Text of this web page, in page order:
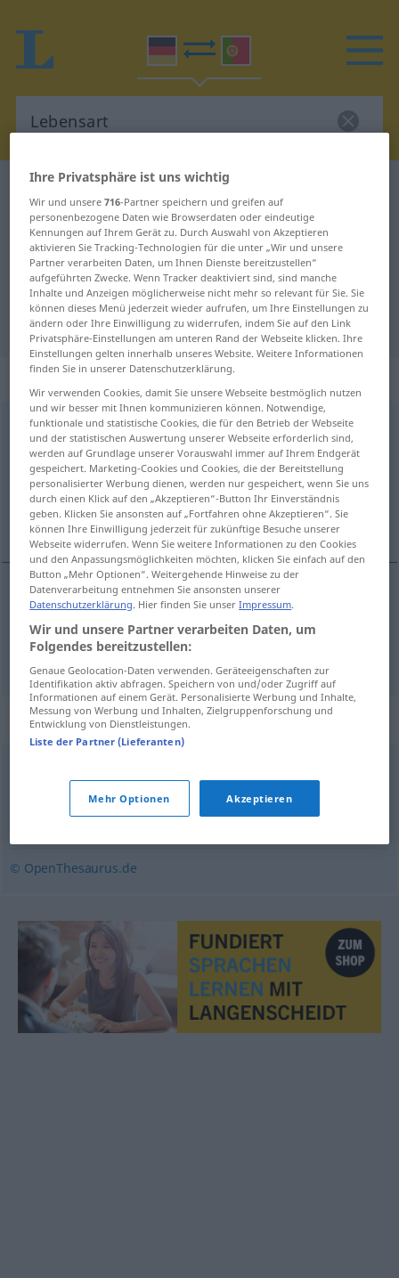
Deutsch-Portugiesisch Wörterbuch
Deutsch-Portugiesisch
Übersetzung für "Lebensart"
"Lebensart" Portugiesisch
Übersetzung
„Lebensart“: Femininum
Lebensartf
Übersicht aller Übersetzungen
(Für mehr Details die Übersetzung anklicken/antippen)
modo de vida, maneiras
modomdevida Lebensart
maneirasfpl Lebensart(≈ Umgangsformen)
Synonyme für "Lebensart"
,Denkweise,Denkart
© OpenThesaurus.de
Ihre Privatsphäre ist uns wichtig
Wir und unsere716-Partner speichern und greifen auf
personenbezogene Daten wie Browserdaten oder eindeutige
Kennungen auf Ihrem Gerät zu. Durch Auswahl von Akzeptieren
aktivieren Sie Tracking-Technologien für die unter „Wir und unsere
Partner verarbeiten Daten, um Ihnen Dienste bereitzustellen“
aufgeführten Zwecke. Wenn Tracker deaktiviert sind, sind manche
Inhalte und Anzeigen möglicherweise nicht mehr so relevant für Sie. Sie
können dieses Menü jederzeit wieder aufrufen, um Ihre Einstellungen zu
ändern oder Ihre Einwilligung zu widerrufen, indem Sie auf den Link
Privatsphäre-Einstellungen am unteren Rand der Webseite klicken. Ihre
Einstellungen gelten innerhalb unseres Website. Weitere Informationen
finden Sie in unserer Datenschutzerklärung.
Wir verwenden Cookies, damit Sie unsere Webseite bestmöglich nutzen
und wir besser mit Ihnen kommunizieren können. Notwendige,
funktionale und statistische Cookies, die für den Betrieb der Webseite
und der statistischen Auswertung unserer Webseite erforderlich sind,
werden auf Grundlage unserer Vorauswahl immer auf Ihrem Endgerät
gespeichert. Marketing-Cookies und Cookies, die der Bereitstellung
personalisierter Werbung dienen, werden nur gespeichert, wenn Sie uns
durch einen Klick auf den „Akzeptieren“-Button Ihr Einverständnis
geben. Klicken Sie ansonsten auf „Fortfahren ohne Akzeptieren“. Sie
können Ihre Einwilligung jederzeit für zukünftige Besuche unserer
Webseite widerrufen. Wenn Sie weitere Informationen zu den Cookies
und den Anpassungsmöglichkeiten möchten, klicken Sie einfach auf den
Button „Mehr Optionen“. Weitergehende Hinweise zu der
Datenverarbeitung entnehmen Sie ansonsten unserer
Datenschutzerklärung. Hier finden Sie unserImpressum.
Wir und unsere Partner verarbeiten Daten, um
Folgendes bereitzustellen:
Genaue Geolocation-Daten verwenden. Geräteeigenschaften zur
Identifikation aktiv abfragen. Speichern von und/oder Zugriff auf
Informationen auf einem Gerät. Personalisierte Werbung und Inhalte,
Messung von Werbung und Inhalten, Zielgruppenforschung und
Entwicklung von Dienstleistungen.
Liste der Partner (Lieferanten)
Mehr Optionen Akzeptieren